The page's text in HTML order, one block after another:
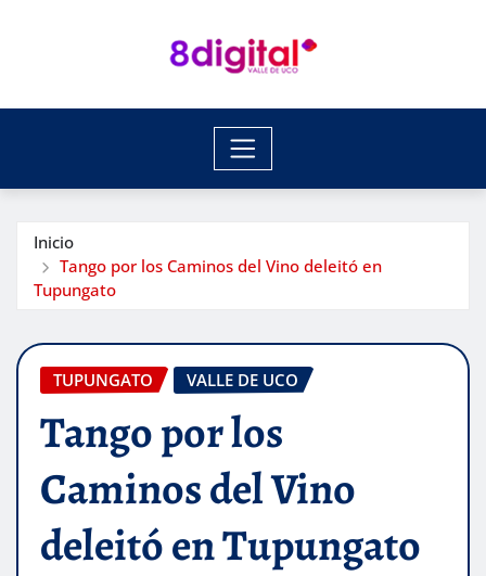
Inicio
Tango por los Caminos del Vino deleitó en
Tupungato
TUPUNGATO VALLE DE UCO
Tango por los
Caminos del Vino
deleitó en Tupungato